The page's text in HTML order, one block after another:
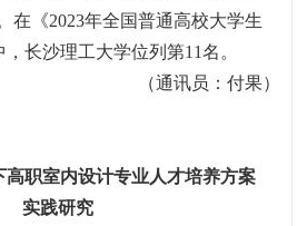
在《2023年全国普通高校大学生
，长沙理工大学位列第11名。
（通讯员：付果）
高职室内设计专业人才培养方案
实践研究